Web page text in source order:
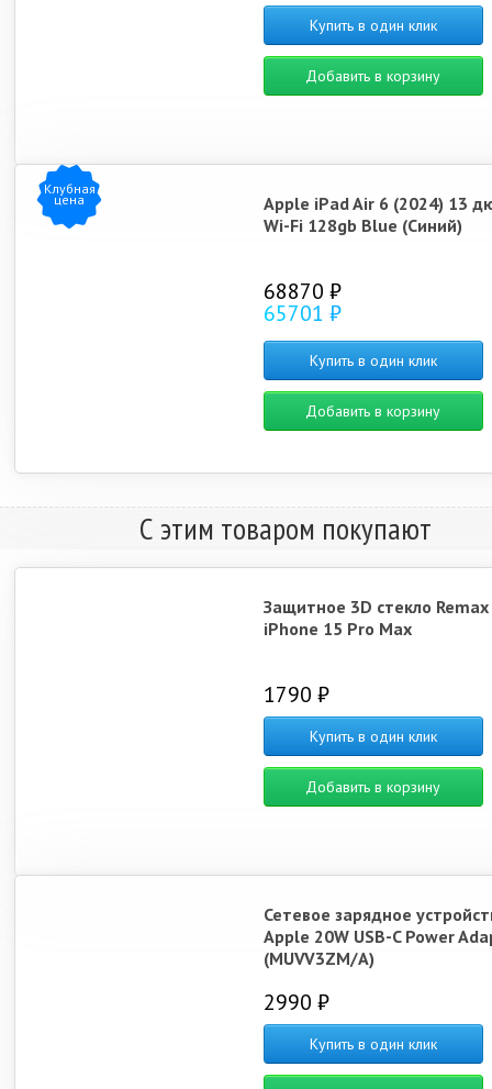
Купить в один клик
Добавить в корзину
Клубная
цена
Apple iPad Air 6 (2024) 13
Wi-Fi 128gb Blue (Синий)
68870 ₽
65701 ₽
Купить в один клик
Добавить в корзину
С этим товаром покупают
Защитное 3D стекло Remax
iPhone 15 Pro Max
1790 ₽
Купить в один клик
Добавить в корзину
Сетевое зарядное
Apple 20W USB-C Power
(MUVV3ZM/A)
2990 ₽
Купить в один клик